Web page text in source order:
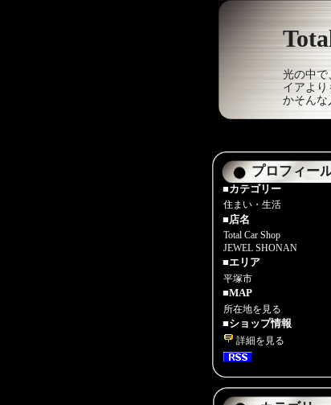
光の中で
イアよ
かそん
プロフィー
■カテゴリー
住まい・生活
■店名
Total Car
JEWEL SHONAN
■エリア
平塚市
■MAP
所在地を見る
■ショップ情報
詳細を見る